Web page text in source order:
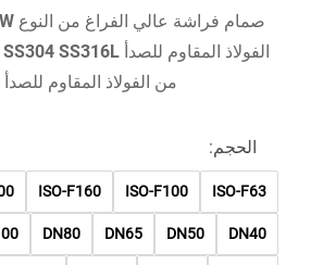
من الفولاذ المقاوم
الحجم:
ISO-F63
ISO-F100
ISO-F160
DN40
DN50
DN65
DN80